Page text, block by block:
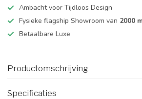
Ambacht voor Tijdloos Design
Fysieke flagship Showroom van 2000
Betaalbare Luxe
Productomschrijving
Specificaties